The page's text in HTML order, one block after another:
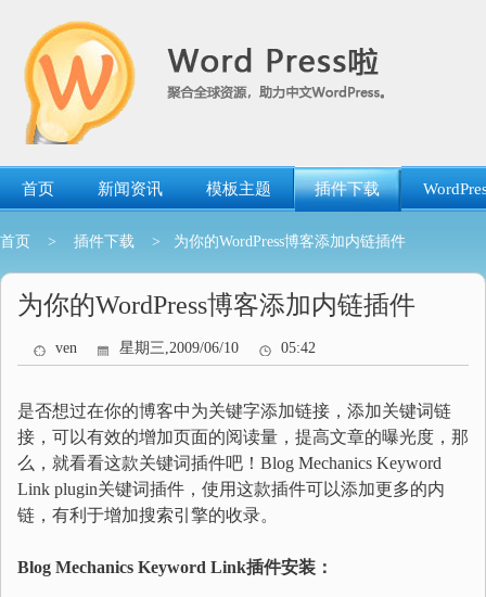
首页 新闻资讯 模板主题 插件下载
首页 > 插件下载 > 为你的WordPress博客添加内链插件
为你的WordPress博客添加内链插件
ven 星期三,2009/06/10 05:42
是否想过在你的博客中为关键字添加链接，添加关键词链
接，可以有效的增加页面的阅读量，提高文章的曝光度，那
么，就看看这款关键词插件吧！Blog Mechanics Keyword
Link plugin关键词插件，使用这款插件可以添加更多的内
链，有利于增加搜索引擎的收录。
Blog Mechanics Keyword Link插件安装：